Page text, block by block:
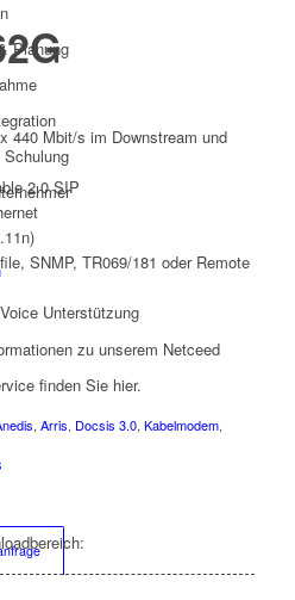
Planung
zu unserem Netceed
finden Sie hier.
440 Mbit/s im Downstream und
2.0 SIP
SNMP, TR069/181 oder Remote
Unterstützung
, Arris, Docsis 3.0, Kabelmodem,